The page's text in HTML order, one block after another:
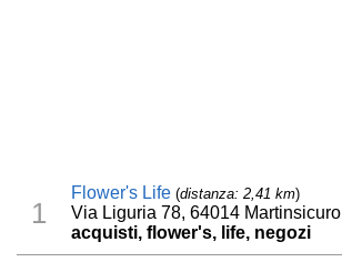
1
Flower's Life (distanza: 2,41 km)
Via Liguria 78, 64014 Martinsicuro
acquisti, flower's, life, negozi